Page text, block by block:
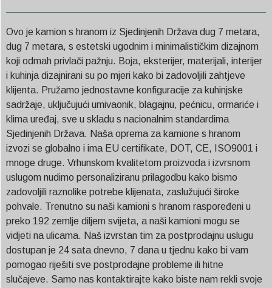
Ovo je kamion s hranom iz Sjedinjenih Država dug 7 metara,
dug 7 metara, s estetski ugodnim i minimalističkim dizajnom
koji odmah privlači pažnju. Boja, eksterijer, materijali, interijer
i kuhinja dizajnirani su po mjeri kako bi zadovoljili zahtjeve
klijenta. Pružamo jednostavne konfiguracije za kuhinjske
sadržaje, uključujući umivaonik, blagajnu, pećnicu, ormariće i
klima uređaj, sve u skladu s nacionalnim standardima
Sjedinjenih Država. Naša oprema za kamione s hranom
izvozi se globalno i ima EU certifikate, DOT, CE, ISO9001 i
mnoge druge. Vrhunskom kvalitetom proizvoda i izvrsnom
uslugom nudimo personaliziranu prilagodbu kako bismo
zadovoljili raznolike potrebe klijenata, zaslužujući široke
pohvale. Trenutno su naši kamioni s hranom raspoređeni u
preko 192 zemlje diljem svijeta, a naši kamioni mogu se
vidjeti na ulicama. Naš izvrstan tim za postprodajnu uslugu
dostupan je 24 sata dnevno, 7 dana u tjednu kako bi vam
pomogao riješiti sve postprodajne probleme ili hitne
slučajeve. Samo nas kontaktirajte kako biste nam rekli svoje